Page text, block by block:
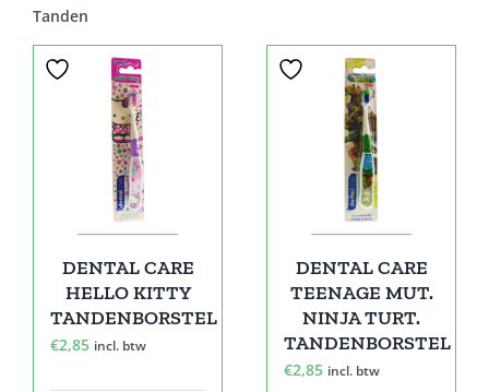
Tanden
DENTAL CARE
HELLO KITTY
TANDENBORSTEL
€2,85 incl. btw
DENTAL CARE
TEENAGE MUT.
NINJA TURT.
TANDENBORSTEL
€2,85 incl. btw